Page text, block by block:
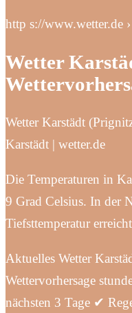
http s://www.wetter.de
Wetter
Wetter Karstädt
Karstädt | wetter.de
Die Temperaturen in
9 Grad Celsius. In der
Tiefsttemperatur
Aktuelles Wetter
Wettervorhersage
nächsten 3 Tage ✔